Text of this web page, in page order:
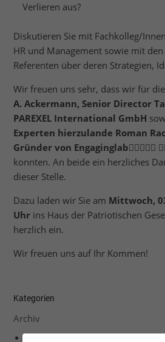
Verlieren aus?
Diskutieren Sie mit Fachkolleg/
HR und Management sowie mit
Referenten über deren Strategien,
Wir freuen uns sehr, dass wir für
A. Ackermann, Senior Director
PAREXEL International GmbH
Experten hierzulande Roman
Gründer von Engaginglab􏰏􏰍􏰊􏰌􏰡
konnten. An beide ein herzliches
dieser Stelle.
Dazu laden wir Sie am Mittwoch,
Uhr ins Haus der Patriotischen
herzlich ein.
Wir freuen uns auf Ihr Kommen!
Kategorien
Archiv
Archiv Events 2005